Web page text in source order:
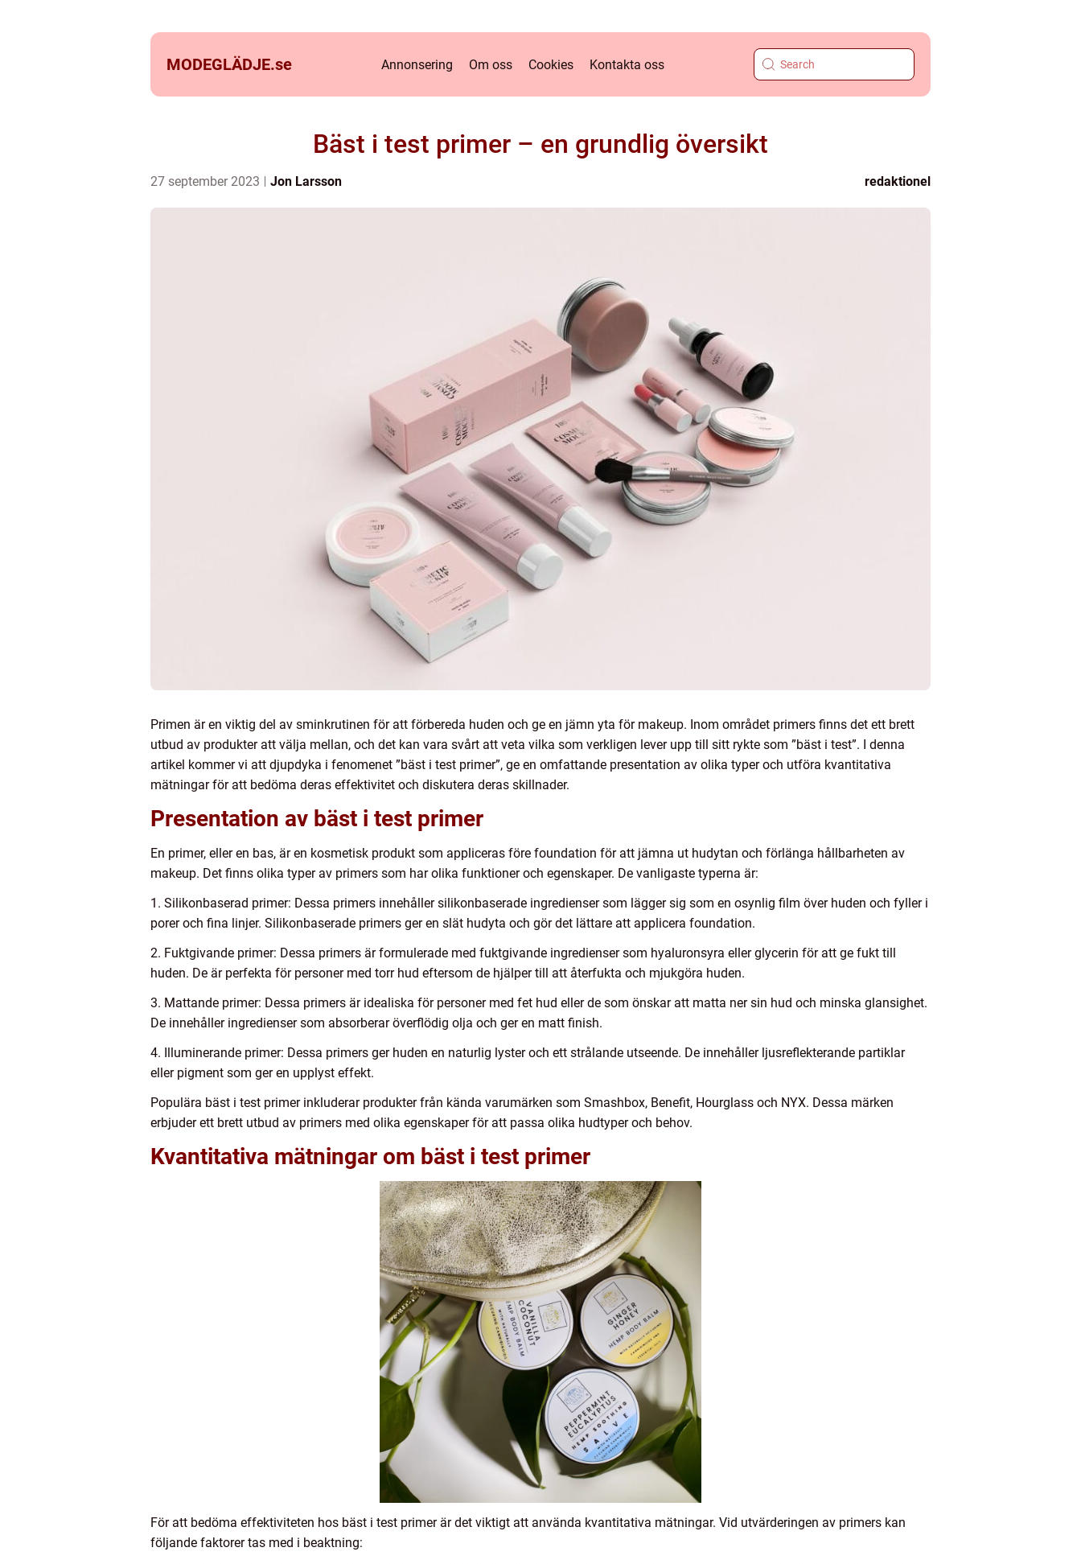
MODEGLÄDJE.se Annonsering Om oss Cookies Kontakta oss
Bäst i test primer – en grundlig översikt
27 september 2023 Jon Larsson redaktionel
Primen är en viktig del av sminkrutinen för att förbereda huden och ge en jämn yta för makeup. Inom området primers finns det ett brett
utbud av produkter att välja mellan, och det kan vara svårt att veta vilka som verkligen lever upp till sitt rykte som ”bäst i test”. I denna
artikel kommer vi att djupdyka i fenomenet ”bäst i test primer”, ge en omfattande presentation av olika typer och utföra kvantitativa
mätningar för att bedöma deras effektivitet och diskutera deras skillnader.
Presentation av bäst i test primer
En primer, eller en bas, är en kosmetisk produkt som appliceras före foundation för att jämna ut hudytan och förlänga hållbarheten av
makeup. Det finns olika typer av primers som har olika funktioner och egenskaper. De vanligaste typerna är:
1. Silikonbaserad primer: Dessa primers innehåller silikonbaserade ingredienser som lägger sig som en osynlig film över huden och fyller i
porer och fina linjer. Silikonbaserade primers ger en slät hudyta och gör det lättare att applicera foundation.
2. Fuktgivande primer: Dessa primers är formulerade med fuktgivande ingredienser som hyaluronsyra eller glycerin för att ge fukt till
huden. De är perfekta för personer med torr hud eftersom de hjälper till att återfukta och mjukgöra huden.
3. Mattande primer: Dessa primers är idealiska för personer med fet hud eller de som önskar att matta ner sin hud och minska glansighet.
De innehåller ingredienser som absorberar överflödig olja och ger en matt finish.
4. Illuminerande primer: Dessa primers ger huden en naturlig lyster och ett strålande utseende. De innehåller ljusreflekterande partiklar
eller pigment som ger en upplyst effekt.
Populära bäst i test primer inkluderar produkter från kända varumärken som Smashbox, Benefit, Hourglass och NYX. Dessa märken
erbjuder ett brett utbud av primers med olika egenskaper för att passa olika hudtyper och behov.
Kvantitativa mätningar om bäst i test primer
För att bedöma effektiviteten hos bäst i test primer är det viktigt att använda kvantitativa mätningar. Vid utvärderingen av primers kan
följande faktorer tas med i beaktning: